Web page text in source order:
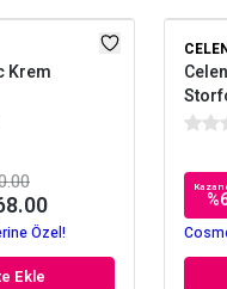
Krem
Özel!
Ekle
%